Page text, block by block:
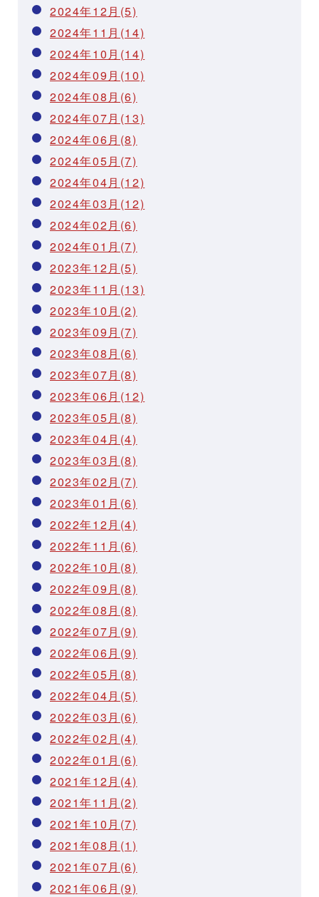
2024年12月(5)
2024年11月(14)
2024年10月(14)
2024年09月(10)
2024年08月(6)
2024年07月(13)
2024年06月(8)
2024年05月(7)
2024年04月(12)
2024年03月(12)
2024年02月(6)
2024年01月(7)
2023年12月(5)
2023年11月(13)
2023年10月(2)
2023年09月(7)
2023年08月(6)
2023年07月(8)
2023年06月(12)
2023年05月(8)
2023年04月(4)
2023年03月(8)
2023年02月(7)
2023年01月(6)
2022年12月(4)
2022年11月(6)
2022年10月(8)
2022年09月(8)
2022年08月(8)
2022年07月(9)
2022年06月(9)
2022年05月(8)
2022年04月(5)
2022年03月(6)
2022年02月(4)
2022年01月(6)
2021年12月(4)
2021年11月(2)
2021年10月(7)
2021年08月(1)
2021年07月(6)
2021年06月(9)